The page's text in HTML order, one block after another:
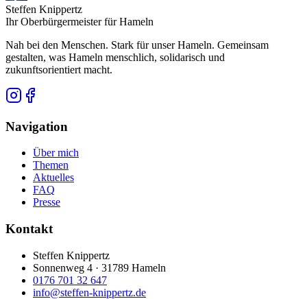
Steffen Knippertz
Ihr Oberbürgermeister für Hameln
Nah bei den Menschen. Stark für unser Hameln. Gemeinsam
gestalten, was Hameln menschlich, solidarisch und
zukunftsorientiert macht.
Navigation
Über mich
Themen
Aktuelles
FAQ
Presse
Kontakt
Steffen Knippertz
Sonnenweg 4 · 31789 Hameln
0176 701 32 647
info@steffen-knippertz.de